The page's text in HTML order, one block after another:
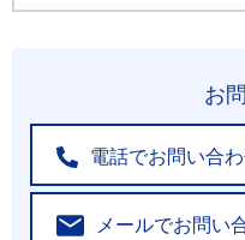
お
電話でお問い合
メールでお問い